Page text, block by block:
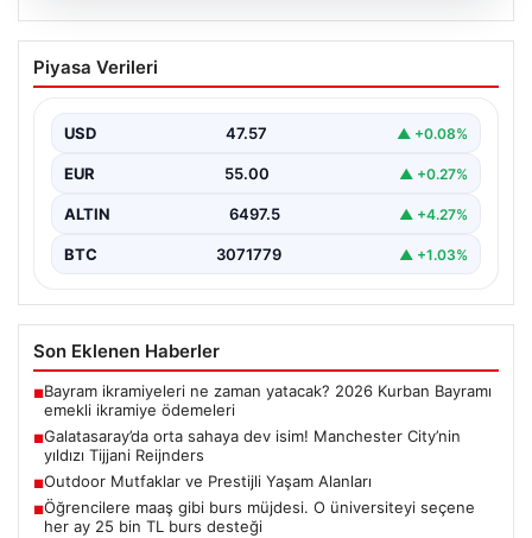
05.08.2026
Galatasaray’da orta sahaya dev isim!
Manchester City’nin yıldızı Tijjani
{"title": "Galatasaray Orta Sahaya Dev Transferle
Reijnders"}, "content": "Yaz…
Piyasa Verileri
USD 47.57 ▲ +0.08%
EUR 55.00 ▲ +0.27%
ALTIN 6497.5 ▲ +4.27%
BTC 3071779 ▲ +1.03%
Son Eklenen Haberler
■Bayram ikramiyeleri ne zaman yatacak? 2026 Kurban Bayramı
emekli ikramiye ödemeleri
■Galatasaray’da orta sahaya dev isim! Manchester City’nin
yıldızı Tijjani Reijnders
■Outdoor Mutfaklar ve Prestijli Yaşam Alanları
■Öğrencilere maaş gibi burs müjdesi. O üniversiteyi seçene
her ay 25 bin TL burs desteği